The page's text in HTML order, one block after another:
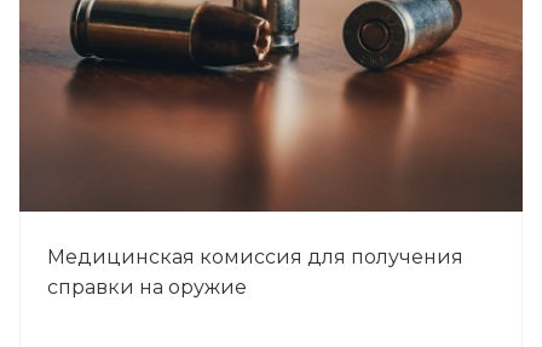
Медицинская комиссия для получения
справки на оружие